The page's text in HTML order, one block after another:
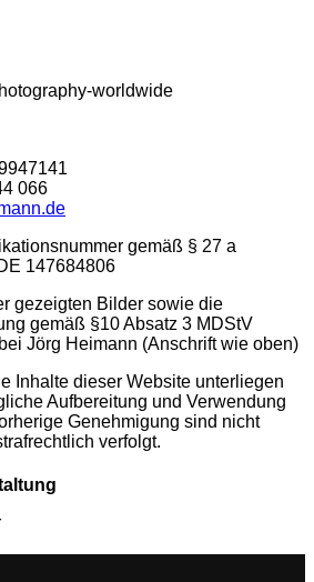
worldwide
066
gemäß § 27 a
147684806
gezeigten Bilder sowie die
gemäß §10 Absatz 3 MDStV
Jörg Heimann (Anschrift wie oben)
Inhalte dieser Website unterliegen
Aufbereitung und Verwendung
Genehmigung sind nicht
verfolgt.